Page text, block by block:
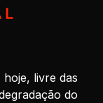
livre das
do